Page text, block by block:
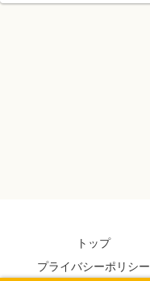
トップ
プライバシーポリシー